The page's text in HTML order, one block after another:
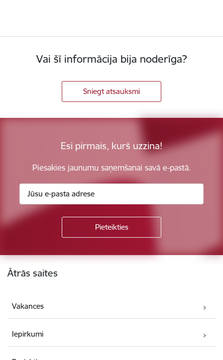
Vai šī informācija bija noderīga?
Sniegt atsauksmi
Esi pirmais, kurš uzzina!
Piesakies jaunumu saņemšanai savā e-pastā.
Kājene
Ātrās saites
Vakances
Iepirkumi